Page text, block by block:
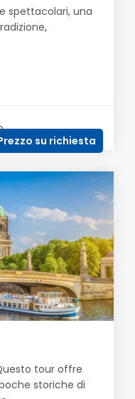
spettacolari, una
su richiesta
tour offre
storiche di